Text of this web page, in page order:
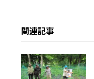
関連記事